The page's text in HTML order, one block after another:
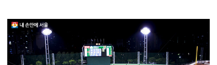
털 R 유 크
변
경
하
기
작
변
경
하
기